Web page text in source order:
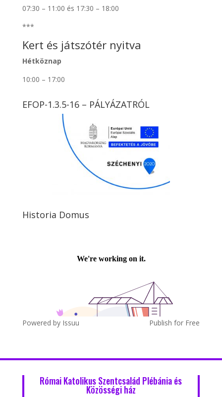
07:30 – 11:00 és 17:30 – 18:00
***
Kert és játszótér nyitva
Hétköznap
10:00 – 17:00
EFOP-1.3.5-16 – PÁLYÁZATRÓL
Historia Domus
Powered by Issuu Publish for Free
Római Katolikus Szentcsalád Plébánia és
Közösségi ház